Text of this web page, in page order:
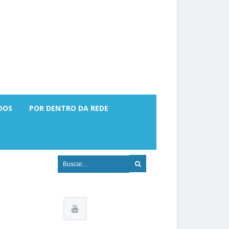
POR DENTRO DA REDE